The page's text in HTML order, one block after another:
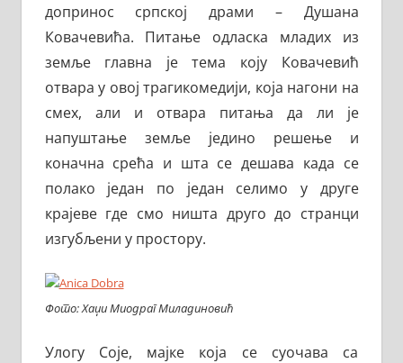
допринос српској драми – Душана
Ковачевића. Питање одласка младих из
земље главна је тема коју Ковачевић
отвара у овој трагикомедији, која нагони на
смех, али и отвара питања да ли је
напуштање земље једино решење и
коначна срећа и шта се дешава када се
полако један по један селимо у друге
крајеве где смо ништа друго до странци
изгубљени у простору.
Фото: Хаџи Миодраг Миладиновић
Улогу Соје, мајке која се суочава са